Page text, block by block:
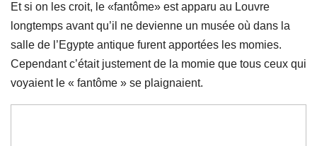
Et si on les croit, le «fantôme» est apparu au Louvre
longtemps avant qu’il ne devienne un musée où dans la
salle de l’Egypte antique furent apportées les momies.
Cependant c’était justement de la momie que tous ceux qui
voyaient le « fantôme » se plaignaient.